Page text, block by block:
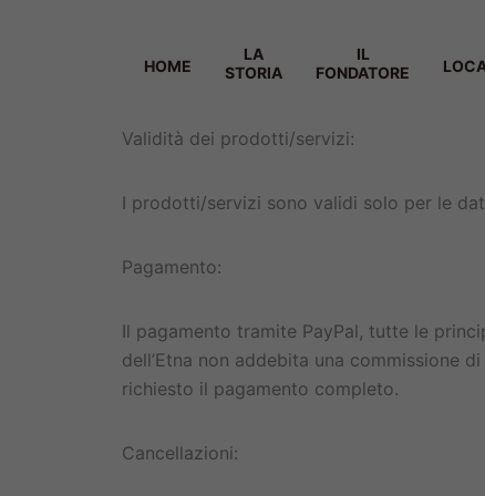
HOME
LA
STORIA
IL
FONDATORE
Validità dei prodotti/servizi:
I prodotti/servizi sono validi solo per le
Pagamento:
Il pagamento tramite PayPal, tutte le
dell’Etna non addebita una commissione
richiesto il pagamento completo.
Cancellazioni: